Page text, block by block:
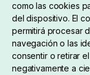
como las cookies
del dispositivo. El
permitirá procesar
navegación o las
consentir o retirar
negativamente a